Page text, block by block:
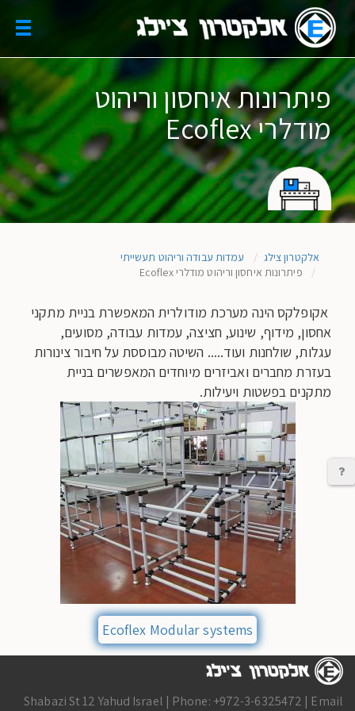
main
content
פיתרונות איחסון וריהוט
מודלרי Ecoflex
אלקטרון צילג
עמדות עבודה וריהוט תעשייתי
פיתרונות איחסון וריהוט מודלרי Ecoflex
אקופלקס הינה מערכת מודולרית המאפשרת בניית מתקני
אחסון, מידוף, שינוע, חציצה, עמדות עבודה, מסועים,
עגלות, שולחנות ועוד..... השיטה מבוססת על חיבור צינורות
בעזרת מחברים ואביזרים מיוחדים המאפשרים בניית
מתקנים בפשטות ויעילות.
Ecoflex Modular systems
יצירת קשר
Shabazi St 12 Yahud Israel | Phone: +972-3-6325472 | Email